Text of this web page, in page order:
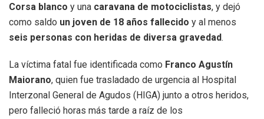
Corsa blanco y una caravana de motociclistas, y dejó
como saldo un joven de 18 años fallecido y al menos
seis personas con heridas de diversa gravedad.
La víctima fatal fue identificada como Franco Agustín
Maiorano, quien fue trasladado de urgencia al Hospital
Interzonal General de Agudos (HIGA) junto a otros heridos,
pero falleció horas más tarde a raíz de los